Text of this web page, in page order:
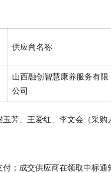
供应商名称
山西融创智慧康养服务有限
公司
玉芳、王爱红、李文会（采购
；成交供应商在领取中标通